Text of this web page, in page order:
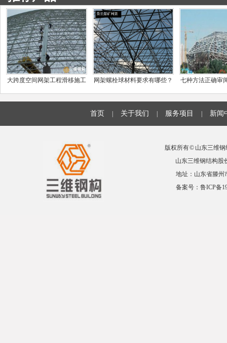
大跨度空间网架工程滑移施工
网架螺栓球材料要求有哪些？
七种方法正确审
首页 关于我们 服务项目 新闻
版权所有 © 山东三维
山东三维钢结构股
地址：山东省滕州
备案号： 鲁ICP备